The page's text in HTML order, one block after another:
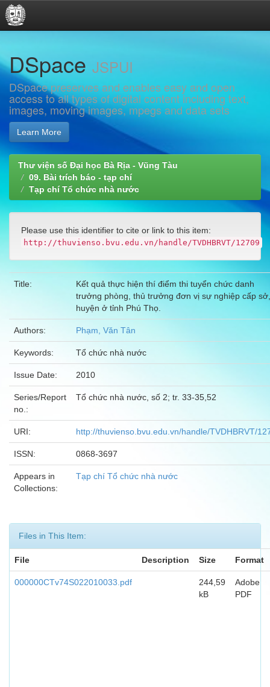
navigation
DSpace JSPUI
DSpace preserves and enables easy and open
access to all types of digital content including text,
images, moving images, mpegs and data sets
Learn More
Thư viện số Đại học Bà Rịa - Vũng Tàu
09. Bài trích báo - tạp chí
Tạp chí Tổ chức nhà nước
Please use this identifier to cite or link to this item:
http://thuvienso.bvu.edu.vn/handle/TVDHBRVT/12709
Title:
Kết quả thực hiện thí điểm thi tuyển chức danh
trưởng phòng, thủ trưởng đơn vị sự nghiệp cấp sở,
huyện ở tỉnh Phú Thọ.
Authors: Phạm, Văn Tân
Keywords: Tổ chức nhà nước
Issue Date: 2010
Series/Report
no.:
Tổ chức nhà nước, số 2; tr. 33-35,52
URI: http://thuvienso.bvu.edu.vn/handle/TVDHBRVT/
ISSN: 0868-3697
Appears in
Collections:
Tạp chí Tổ chức nhà nước
Files in This Item:
File Description Size Format
000000CTv74S022010033.pdf
244,59
kB
Adobe
PDF